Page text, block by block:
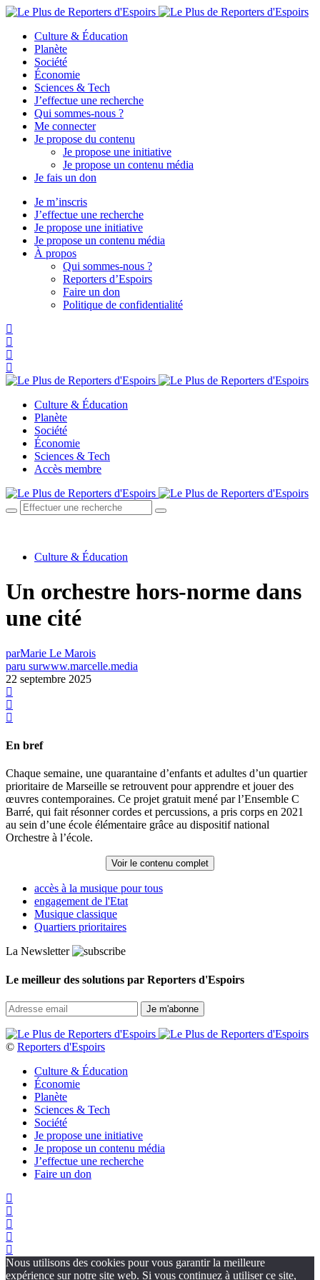
Culture & Éducation
Planète
Société
Économie
Sciences & Tech
J’effectue une recherche
Qui sommes-nous ?
Me connecter
Je propose du contenu
Je propose une initiative
Je propose un contenu média
Je fais un don
Je m’inscris
J’effectue une recherche
Je propose une initiative
Je propose un contenu média
À propos
Qui sommes-nous ?
Reporters d’Espoirs
Faire un don
Politique de confidentialité
Culture & Éducation
Planète
Société
Économie
Sciences & Tech
Accès membre
Culture & Éducation
Un orchestre hors-norme dans
une cité
parMarie Le Marois
paru surwww.marcelle.media
22 septembre 2025
En bref
Chaque semaine, une quarantaine d’enfants et adultes d’un quartier
prioritaire de Marseille se retrouvent pour apprendre et jouer des
œuvres contemporaines. Ce projet gratuit mené par l’Ensemble C
Barré, qui fait résonner cordes et percussions, a pris corps en 2021
au sein d’une école élémentaire grâce au dispositif national
Orchestre à l’école.
Voir le contenu complet
accès à la musique pour tous
engagement de l'Etat
Musique classique
Quartiers prioritaires
La Newsletter
Le meilleur des solutions par Reporters d'Espoirs
© Reporters d'Espoirs
Culture & Éducation
Économie
Planète
Sciences & Tech
Société
Je propose une initiative
Je propose un contenu média
J’effectue une recherche
Faire un don
Nous utilisons des cookies pour vous garantir la meilleure
expérience sur notre site web. Si vous continuez à utiliser ce site,